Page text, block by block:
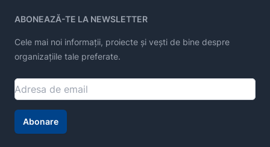
ABONEAZĂ-TE LA NEWSLETTER
Cele mai noi informații, proiecte și vești de bine despre
organizațiile tale preferate.
Abonare